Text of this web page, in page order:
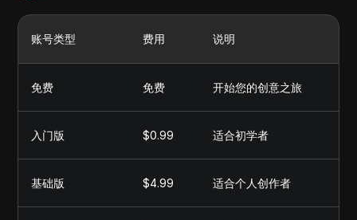
账号类型 费用 说明
免费 免费 开始您的创意之旅
入门版 $0.99 适合初学者
基础版 $4.99 适合个人创作者